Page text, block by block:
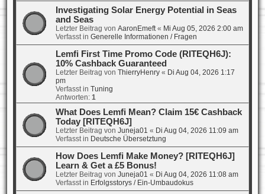
Investigating Solar Energy Potential in Seas
and Seas
Letzter Beitrag von AaronEmeft« Mi Aug 05, 2026 2:00 am
Verfasst in Generelle Informationen / Fragen
Lemfi First Time Promo Code (RITEQH6J):
10% Cashback Guaranteed
Letzter Beitrag von ThierryHenry« Di Aug 04, 2026 1:17
pm
Verfasst in Tuning
Antworten: 1
What Does Lemfi Mean? Claim 15€ Cashback
Today [RITEQH6J]
Letzter Beitrag von Juneja01 « Di Aug 04, 2026 11:09 am
Verfasst in Deutsche Übersetztung
How Does Lemfi Make Money? [RITEQH6J]
Learn & Get a £5 Bonus!
Letzter Beitrag von Juneja01 « Di Aug 04, 2026 11:08 am
Verfasst in Erfolgsstorys / Ein-Umbaudokus